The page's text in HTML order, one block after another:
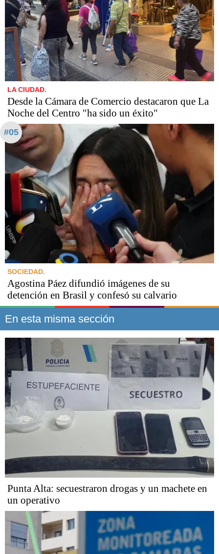
LA CIUDAD.
Desde la Cámara de Comercio destacaron que La
Noche del Centro "ha sido un éxito"
#05
SOCIEDAD.
Agostina Páez difundió imágenes de su
detención en Brasil y confesó su calvario
En esta misma sección
Punta Alta: secuestraron drogas y un machete en
un operativo